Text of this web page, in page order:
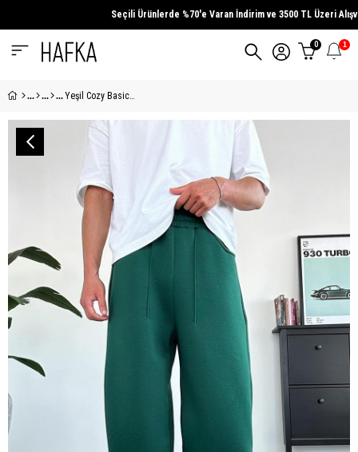
Seçili Ürünlerde%70'e Varan İndirimve3500 TL Üzeri
0 1
Yeşil Cozy Basic Pileli Baggy Eşofman